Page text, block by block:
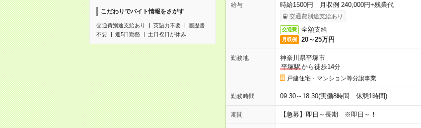
こだわりでバイト情報をさがす
交通費別途支給あり 英語力不要
履歴書
不要
週5日勤務 土日祝日が休み
給与 時給1500円 月収例 240,000円+残業代
交通費別途支給あり
交通費 全額支給
月収例 20～25万円
勤務地
神奈川県平塚市
平塚駅から徒歩14分
戸建住宅・マンション等分譲事業
勤務時間 09:30～18:30(実働8時間 休憩1時間)
期間 【急募】即日～長期 ※即日～！